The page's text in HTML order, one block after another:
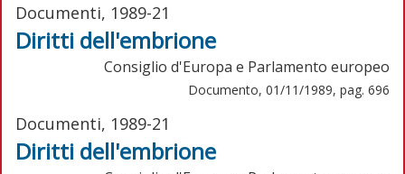
Documenti, 1989-21
Diritti dell'embrione
Consiglio d'Europa e Parlamento europeo
Documento, 01/11/1989, pag. 696
Documenti, 1989-21
Diritti dell'embrione